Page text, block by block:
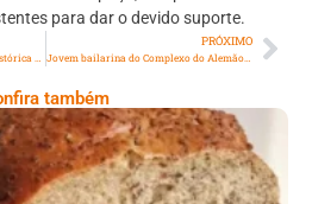
para dar o devido suporte.
Esperança Garcia: Homenagem Histórica do IAB e Legado de Resistência
PRÓXIMO
Jovem bailarina do Complexo do Alemão destaca-se nos estudos e nos palcos
também